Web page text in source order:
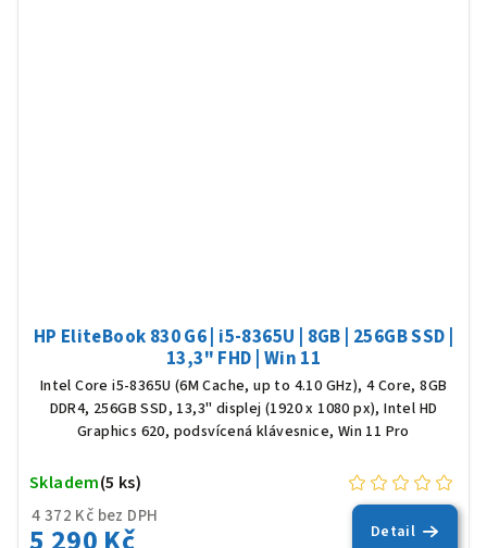
HP EliteBook 830 G6 | i5-8365U | 8GB | 256GB SSD |
13,3" FHD | Win 11
Intel Core i5-8365U (6M Cache, up to 4.10 GHz), 4 Core, 8GB
DDR4, 256GB SSD, 13,3" displej (1920 x 1080 px), Intel HD
Graphics 620, podsvícená klávesnice, Win 11 Pro
4 372 Kč bez DPH
Skladem(5 ks)
Detail